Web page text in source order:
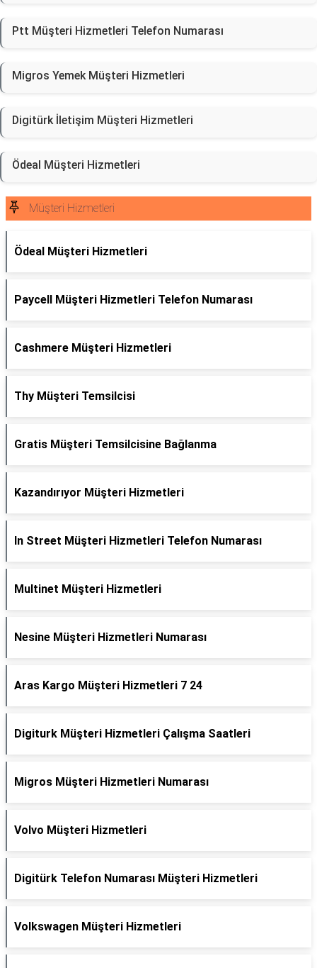
Ptt Müşteri Hizmetleri Telefon Numarası
Migros Yemek Müşteri Hizmetleri
Digitürk İletişim Müşteri Hizmetleri
Ödeal Müşteri Hizmetleri
Müşteri Hizmetleri
Ödeal Müşteri Hizmetleri
Paycell Müşteri Hizmetleri Telefon Numarası
Cashmere Müşteri Hizmetleri
Thy Müşteri Temsilcisi
Gratis Müşteri Temsilcisine Bağlanma
Kazandırıyor Müşteri Hizmetleri
In Street Müşteri Hizmetleri Telefon Numarası
Multinet Müşteri Hizmetleri
Nesine Müşteri Hizmetleri Numarası
Aras Kargo Müşteri Hizmetleri 7 24
Digiturk Müşteri Hizmetleri Çalışma Saatleri
Migros Müşteri Hizmetleri Numarası
Volvo Müşteri Hizmetleri
Digitürk Telefon Numarası Müşteri Hizmetleri
Volkswagen Müşteri Hizmetleri